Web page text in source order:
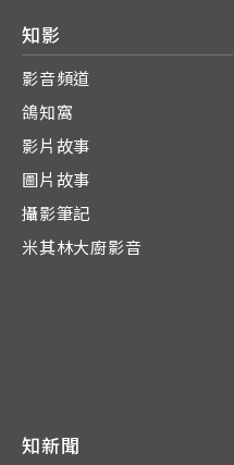
知影
影音頻道
鴿知窩
影片故事
圖片故事
攝影筆記
米其林大廚影音
知新聞